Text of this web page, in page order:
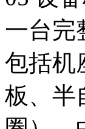
一台完
包括机
板、半